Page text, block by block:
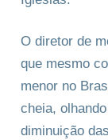
O diretor de
que mesmo
menor no
cheia,
diminuição